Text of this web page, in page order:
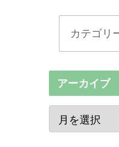
アーカイブ